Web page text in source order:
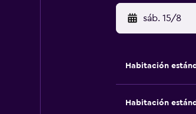
sáb. 15/8
Habitación
Habitación